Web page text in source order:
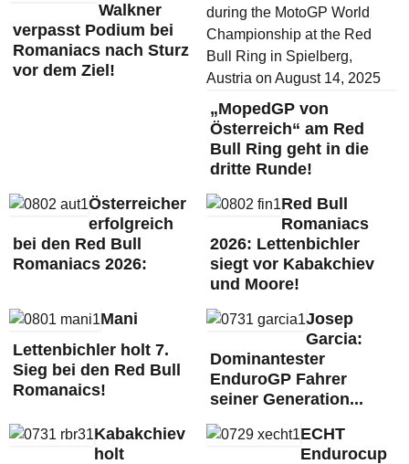
Walkner
verpasst Podium bei
Romaniacs nach Sturz
vor dem Ziel!
„MopedGP von
Österreich“ am Red
Bull Ring geht in die
dritte Runde!
Österreicher
erfolgreich
bei den Red Bull
Romaniacs 2026:
Red Bull
Romaniacs
2026: Lettenbichler
siegt vor Kabakchiev
und Moore!
Mani
Lettenbichler holt 7.
Sieg bei den Red Bull
Romanaics!
Josep
Garcia:
Dominantester
EnduroGP Fahrer
seiner Generation...
Kabakchiev
holt
ECHT
Endurocup